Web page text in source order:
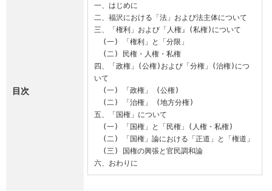
目次
一、はじめに
二、福沢における「法」および法主体について
三、「権利」および「人権』(私権)について
四、「政権」(公権)および「分権」(治権)につ
いて
五、「国権」について
六、おわりに